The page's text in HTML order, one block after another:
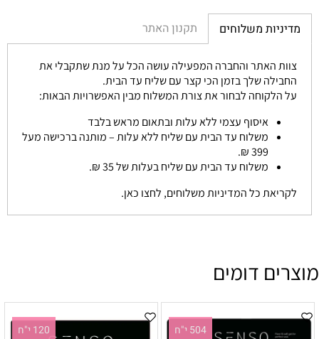
מדיניות משלוחים תקנון האתר
צוות האתר והחברה המפעילה עושה הכל על מנת שתקבלי את
החבילה שלך בזמן הכי קצר עם שליח עד הבית.
על הלקוחה לבחור את צורת המשלוח מבין האפשרויות הבאות:
איסוף עצמי ללא עלות ובתאום מראש בלבד
משלוח עד הבית עם שליח ללא עלות – מותנה ברכישה מעל
399 ₪.
משלוח עד הבית עם שליח בעלות של 35 ₪.
לקריאת כל המדיניות משלוחים, לחצו כאן.
מוצרים דומים
504 י"ח 120 י"ח